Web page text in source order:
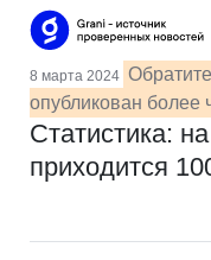
8 марта 2024
опубликован более
Статистика:
приходится